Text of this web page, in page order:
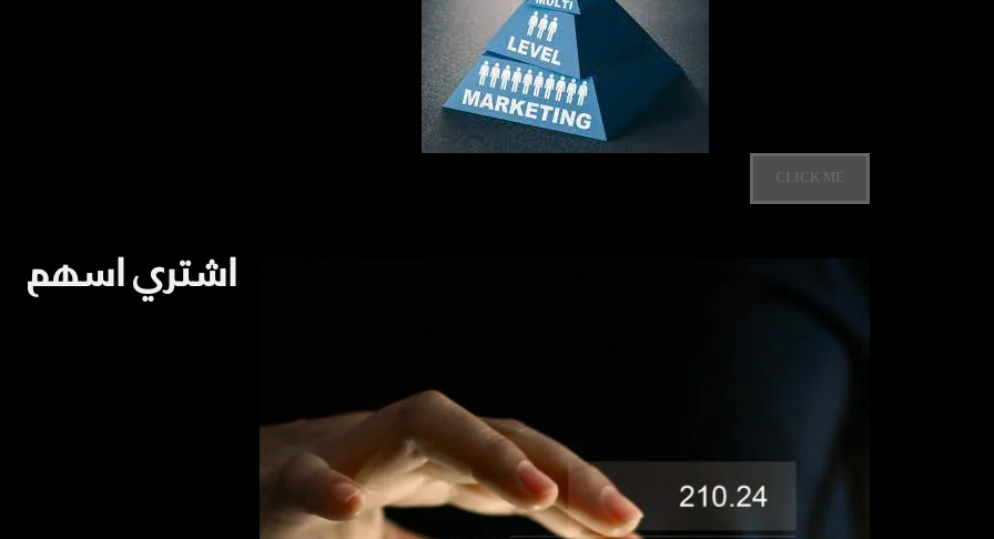
CLICK ME
اشتري اسهم